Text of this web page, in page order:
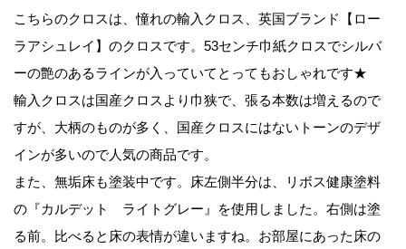
こちらのクロスは、憧れの輸入クロス、英国ブランド【ロー
ラアシュレイ】のクロスです。53センチ巾紙クロスでシルバ
ーの艶のあるラインが入っていてとってもおしゃれです★
輸入クロスは国産クロスより巾狭で、張る本数は増えるので
すが、大柄のものが多く、国産クロスにはないトーンのデザ
インが多いので人気の商品です。
また、無垢床も塗装中です。床左側半分は、リボス健康塗料
の『カルデット ライトグレー』を使用しました。右側は塗
る前。比べると床の表情が違いますね。お部屋にあった床の